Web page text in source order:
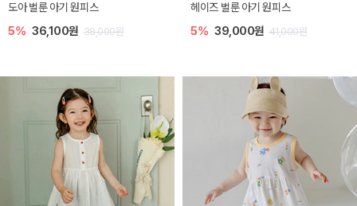
도아 벌룬 아기 원피스
5% 36,100원 38,000원
헤이즈 벌룬 아기 원피스
5% 39,000원 41,000원